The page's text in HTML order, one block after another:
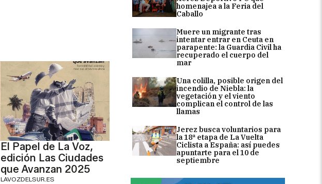
homenajea a la Feria del
Caballo
Muere un migrante tras
intentar entrar en Ceuta en
parapente: la Guardia Civil ha
recuperado el cuerpo del
mar
Una colilla, posible origen del
incendio de Niebla: la
vegetación y el viento
complican el control de las
llamas
Jerez busca voluntarios para
la 18ª etapa de La Vuelta
Ciclista a España: así puedes
apuntarte para el 10 de
septiembre
El Papel de La Voz,
edición Las Ciudades
que Avanzan 2025
LAVOZDELSUR.ES